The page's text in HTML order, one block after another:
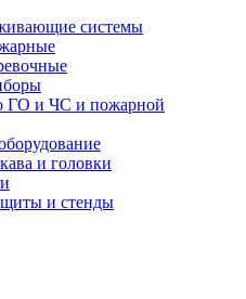
системы
ГО и ЧС и пожарной
и головки
и стенды